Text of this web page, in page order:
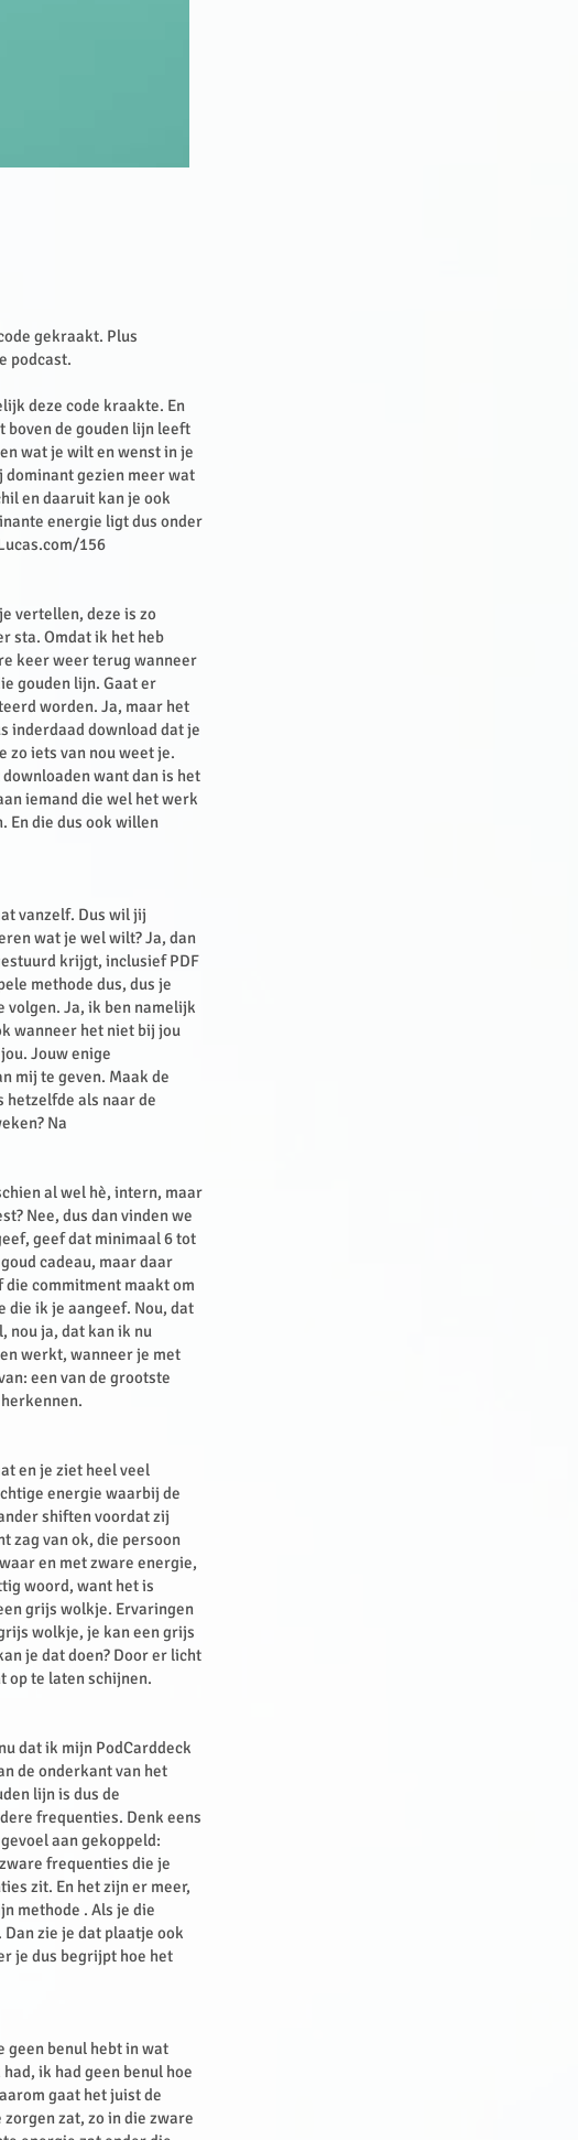
gekraakt. Plus
podcast.
deze code kraakte. En
boven de gouden lijn leeft
wat je wilt en wenst in je
gezien meer wat
en daaruit kan je ook
energie ligt dus onder
156
vertellen, deze is zo
sta. Omdat ik het heb
keer weer terug wanneer
gouden lijn. Gaat er
worden. Ja, maar het
inderdaad download dat je
zo iets van nou weet je.
want dan is het
iemand die wel het werk
En die dus ook willen
vanzelf. Dus wil jij
wat je wel wilt? Ja, dan
krijgt, inclusief PDF
methode dus, dus je
volgen. Ja, ik ben namelijk
wanneer het niet bij jou
Jouw enige
mij te geven. Maak de
hetzelfde als naar de
Na
al wel hè, intern, maar
Nee, dus dan vinden we
geef dat minimaal 6 tot
cadeau, maar daar
commitment maakt om
die ik je aangeef. Nou, dat
nou ja, dat kan ik nu
werkt, wanneer je met
een van de grootste
en je ziet heel veel
energie waarbij de
shiften voordat zij
zag van ok, die persoon
en met zware energie,
woord, want het is
grijs wolkje. Ervaringen
wolkje, je kan een grijs
je dat doen? Door er licht
op te laten schijnen.
dat ik mijn PodCarddeck
de onderkant van het
lijn is dus de
frequenties. Denk eens
aan gekoppeld:
frequenties die je
zit. En het zijn er meer,
methode . Als je die
zie je dat plaatje ook
je dus begrijpt hoe het
geen benul hebt in wat
ik had geen benul hoe
gaat het juist de
zat, zo in die zware